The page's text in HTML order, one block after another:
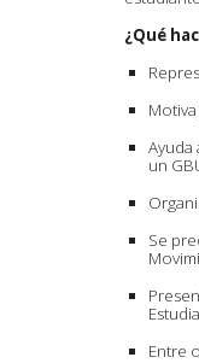
¿Qué
Ayuda
un
Se
Entre